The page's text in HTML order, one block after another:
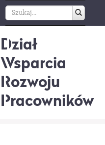
Dział
Wsparcia
Rozwoju
Pracowników